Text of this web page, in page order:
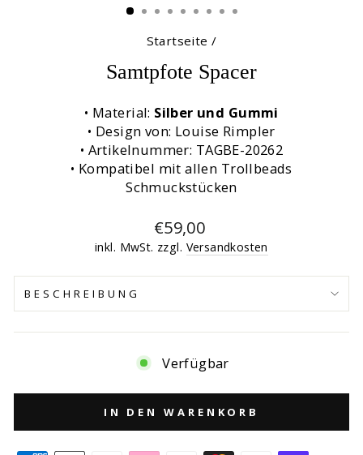
Startseite /
Samtpfote Spacer
• Material: Silber und Gummi
• Design von: Louise Rimpler
• Artikelnummer: TAGBE-20262
• Kompatibel mit allen Trollbeads
Schmuckstücken
Normaler
Preis
€59,00
inkl. MwSt. zzgl. Versandkosten
BESCHREIBUNG
Verfügbar
IN DEN WARENKORB